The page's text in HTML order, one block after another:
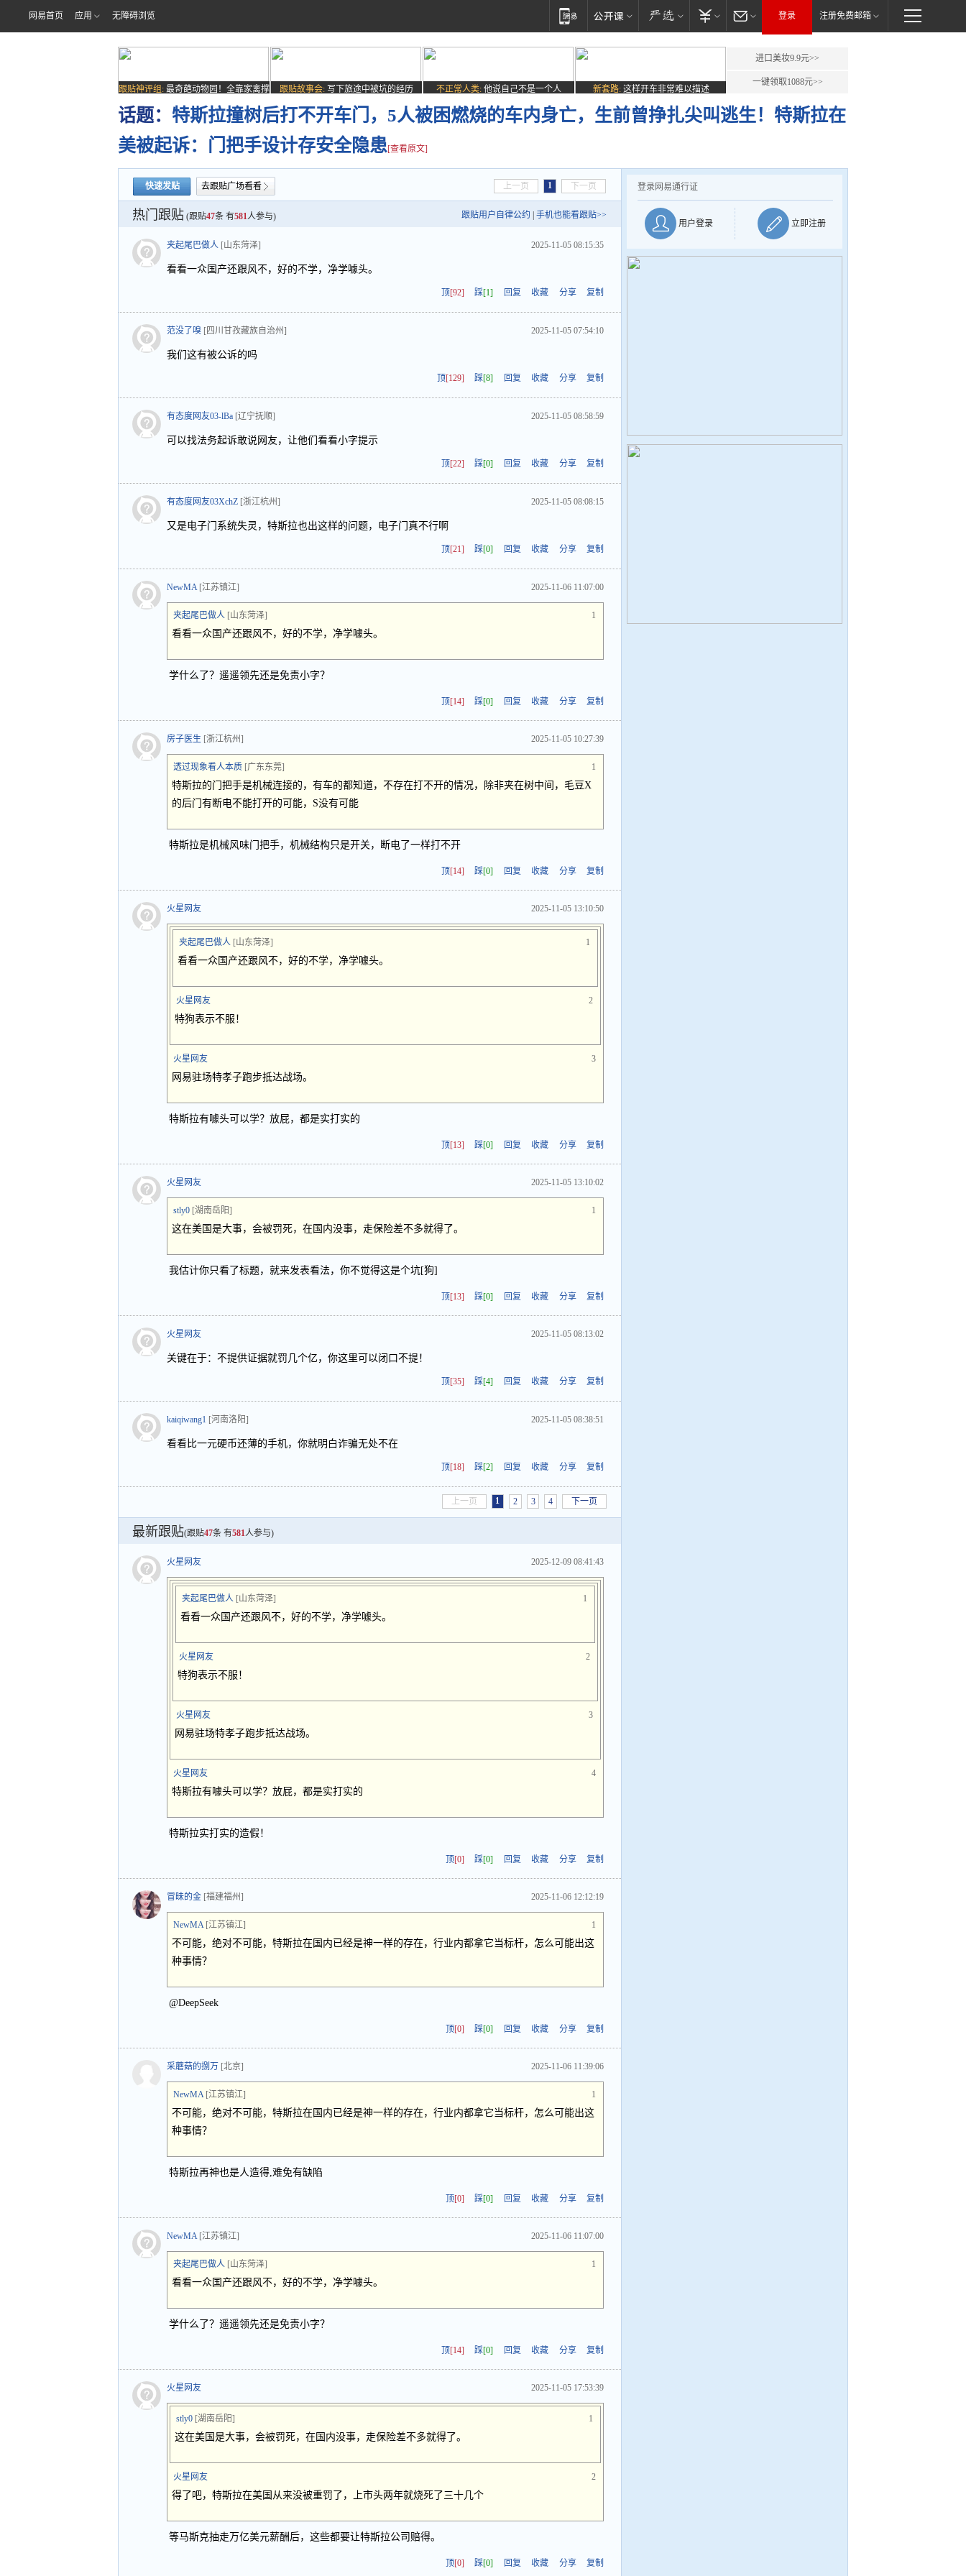
网易首页 应用 无障碍浏览 登录 注册免费邮箱
跟贴神评组: 最奇葩动物园！全靠家禽撑
场子
跟贴故事会: 写下旅途中被坑的经历 不正常人类: 他说自己不是一个人 新套路: 这样开车非常难以描述
进口美妆9.9元>>
一键领取1088元>>
话题： 特斯拉撞树后打不开车门，5人被困燃烧的车内身亡，生前曾挣扎尖叫逃生！特斯拉在
美被起诉：门把手设计存安全隐患[查看原文]
快速发贴 去跟贴广场看看 上一页 1 下一页
热门跟贴 (跟贴47条 有581人参与) 跟贴用户自律公约 手机也能看跟贴>>
夹起尾巴做人 [山东菏泽] 2025-11-05 08:15:35
看看一众国产还跟风不，好的不学，净学噱头。
顶[92] 踩[1] 回复 收藏 分享 复制
范没了嗅 [四川甘孜藏族自治州] 2025-11-05 07:54:10
我们这有被公诉的吗
顶[129] 踩[8] 回复 收藏 分享 复制
有态度网友03-lBa [辽宁抚顺] 2025-11-05 08:58:59
可以找法务起诉敢说网友，让他们看看小字提示
顶[22] 踩[0] 回复 收藏 分享 复制
有态度网友03XchZ [浙江杭州] 2025-11-05 08:08:15
又是电子门系统失灵，特斯拉也出这样的问题，电子门真不行啊
顶[21] 踩[0] 回复 收藏 分享 复制
NewMA [江苏镇江] 2025-11-06 11:07:00
夹起尾巴做人 [山东菏泽] 1
看看一众国产还跟风不，好的不学，净学噱头。
学什么了？遥遥领先还是免责小字？
顶[14] 踩[0] 回复 收藏 分享 复制
房子医生 [浙江杭州] 2025-11-05 10:27:39
透过现象看人本质 [广东东莞] 1
特斯拉的门把手是机械连接的，有车的都知道，不存在打不开的情况，除非夹在树中间，毛豆X
的后门有断电不能打开的可能，S没有可能
特斯拉是机械风味门把手，机械结构只是开关，断电了一样打不开
顶[14] 踩[0] 回复 收藏 分享 复制
火星网友 2025-11-05 13:10:50
夹起尾巴做人 [山东菏泽] 1
看看一众国产还跟风不，好的不学，净学噱头。
火星网友 2
特狗表示不服！
火星网友 3
网易驻场特孝子跑步抵达战场。
特斯拉有噱头可以学？放屁，都是实打实的
顶[13] 踩[0] 回复 收藏 分享 复制
火星网友 2025-11-05 13:10:02
stly0 [湖南岳阳] 1
这在美国是大事，会被罚死，在国内没事，走保险差不多就得了。
我估计你只看了标题，就来发表看法，你不觉得这是个坑[狗]
顶[13] 踩[0] 回复 收藏 分享 复制
火星网友 2025-11-05 08:13:02
关键在于：不提供证据就罚几个亿，你这里可以闭口不提！
顶[35] 踩[4] 回复 收藏 分享 复制
kaiqiwang1 [河南洛阳] 2025-11-05 08:38:51
看看比一元硬币还薄的手机，你就明白诈骗无处不在
顶[18] 踩[2] 回复 收藏 分享 复制
上一页 1 2 3 4 下一页
最新跟贴(跟贴47条 有581人参与)
火星网友 2025-12-09 08:41:43
夹起尾巴做人 [山东菏泽] 1
看看一众国产还跟风不，好的不学，净学噱头。
火星网友 2
特狗表示不服！
火星网友 3
网易驻场特孝子跑步抵达战场。
火星网友 4
特斯拉有噱头可以学？放屁，都是实打实的
特斯拉实打实的造假！
顶[0] 踩[0] 回复 收藏 分享 复制
冒昧的金 [福建福州] 2025-11-06 12:12:19
NewMA [江苏镇江] 1
不可能，绝对不可能，特斯拉在国内已经是神一样的存在，行业内都拿它当标杆，怎么可能出这
种事情？
@DeepSeek
顶[0] 踩[0] 回复 收藏 分享 复制
采蘑菇的捌万 [北京] 2025-11-06 11:39:06
NewMA [江苏镇江] 1
不可能，绝对不可能，特斯拉在国内已经是神一样的存在，行业内都拿它当标杆，怎么可能出这
种事情？
特斯拉再神也是人造得,难免有缺陷
顶[0] 踩[0] 回复 收藏 分享 复制
NewMA [江苏镇江] 2025-11-06 11:07:00
夹起尾巴做人 [山东菏泽] 1
看看一众国产还跟风不，好的不学，净学噱头。
学什么了？遥遥领先还是免责小字？
顶[14] 踩[0] 回复 收藏 分享 复制
火星网友 2025-11-05 17:53:39
stly0 [湖南岳阳] 1
这在美国是大事，会被罚死，在国内没事，走保险差不多就得了。
火星网友 2
得了吧，特斯拉在美国从来没被重罚了，上市头两年就烧死了三十几个
等马斯克抽走万亿美元薪酬后，这些都要让特斯拉公司赔得。
顶[0] 踩[0] 回复 收藏 分享 复制
登录网易通行证
用户登录 立即注册